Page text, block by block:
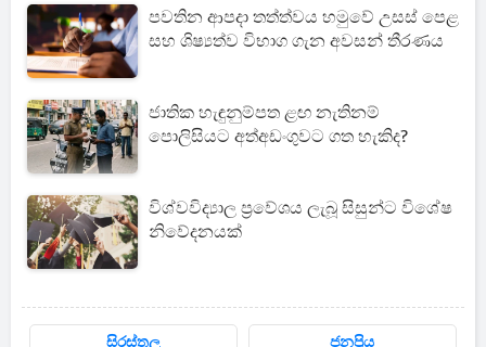
පවතින ආපදා තත්ත්වය හමුවේ උසස් පෙළ
සහ ශිෂ්‍යත්ව විභාග ගැන අවසන් තීරණය
ජාතික හැඳුනුම්පත ළඟ නැතිනම්
පොලිසියට අත්අඩංගුවට ගත හැකිද?
විශ්වවිද්‍යාල ප්‍රවේශය ලැබූ සිසුන්ට විශේෂ
නිවේදනයක්
සිරස්තල ජනප්‍රිය